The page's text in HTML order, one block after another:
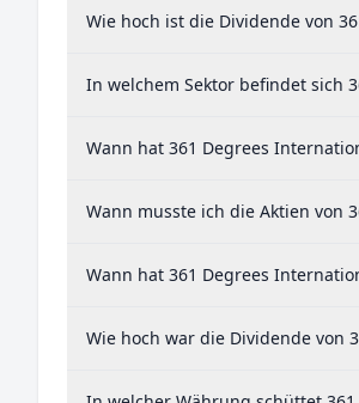
Wie hoch ist die Dividende von
In welchem Sektor befindet sich
Wann hat 361 Degrees
Wann musste ich die Aktien von
Wann hat 361 Degrees
Wie hoch war die Dividende von